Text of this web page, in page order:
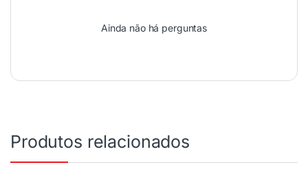
Ainda não há perguntas
Produtos relacionados